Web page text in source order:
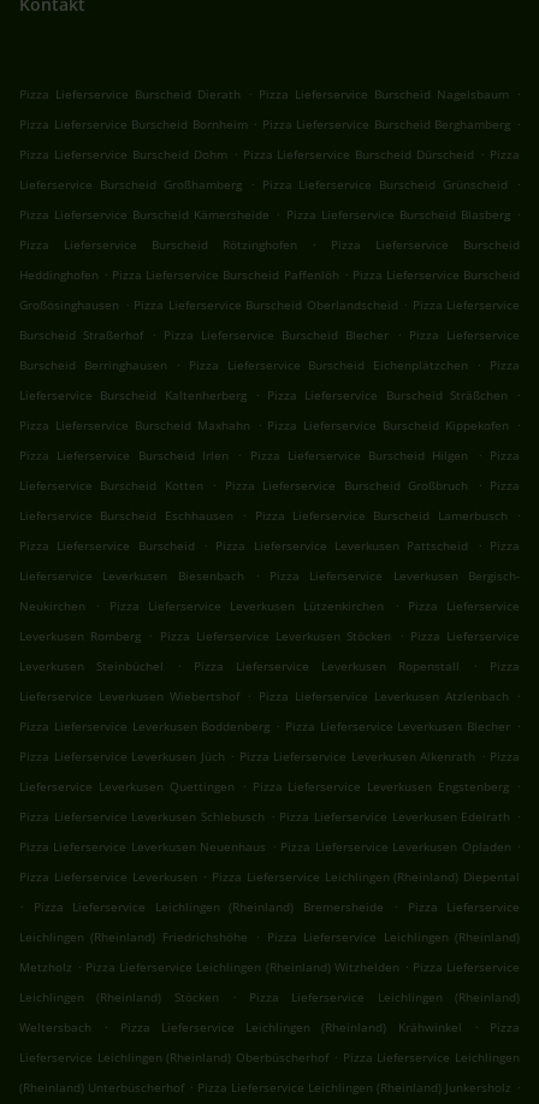
Pizza Lieferservice Burscheid Dierath . Pizza Lieferservice Burscheid Nagelsbaum
.
Pizza Lieferservice Burscheid Bornheim . Pizza Lieferservice Burscheid Berghamberg .
Pizza Lieferservice Burscheid Dohm . Pizza Lieferservice Burscheid Dürscheid . Pizza
Lieferservice Burscheid Großhamberg
. Pizza Lieferservice Burscheid Grünscheid
.
Pizza Lieferservice Burscheid Kämersheide . Pizza Lieferservice Burscheid Blasberg .
Pizza Lieferservice Burscheid Rötzinghofen
.
Pizza Lieferservice Burscheid
Heddinghofen . Pizza Lieferservice Burscheid Paffenlöh . Pizza Lieferservice Burscheid
Großösinghausen . Pizza Lieferservice Burscheid Oberlandscheid . Pizza Lieferservice
Burscheid Straßerhof
. Pizza Lieferservice Burscheid Blecher . Pizza Lieferservice
Burscheid Berringhausen
. Pizza Lieferservice Burscheid Eichenplätzchen .
Pizza
Lieferservice Burscheid Kaltenherberg
. Pizza Lieferservice Burscheid Sträßchen
.
Pizza Lieferservice Burscheid Maxhahn
. Pizza Lieferservice Burscheid Kippekofen
.
Pizza Lieferservice Burscheid Irlen
. Pizza Lieferservice Burscheid Hilgen . Pizza
Lieferservice Burscheid Kotten
. Pizza Lieferservice Burscheid Großbruch . Pizza
Lieferservice Burscheid Eschhausen
. Pizza Lieferservice Burscheid Lamerbusch
.
Pizza Lieferservice Burscheid
. Pizza Lieferservice Leverkusen Pattscheid . Pizza
Lieferservice Leverkusen Biesenbach
.
Pizza Lieferservice Leverkusen Bergisch-
Neukirchen
. Pizza Lieferservice Leverkusen Lützenkirchen .
Pizza Lieferservice
Leverkusen Romberg . Pizza Lieferservice Leverkusen Stöcken . Pizza Lieferservice
Leverkusen Steinbüchel
. Pizza Lieferservice Leverkusen Ropenstall .
Pizza
Lieferservice Leverkusen Wiebertshof . Pizza Lieferservice Leverkusen Atzlenbach
.
Pizza Lieferservice Leverkusen Boddenberg . Pizza Lieferservice Leverkusen Blecher .
Pizza Lieferservice Leverkusen Jüch . Pizza Lieferservice Leverkusen Alkenrath . Pizza
Lieferservice Leverkusen Quettingen
. Pizza Lieferservice Leverkusen Engstenberg .
Pizza Lieferservice Leverkusen Schlebusch . Pizza Lieferservice Leverkusen Edelrath .
Pizza Lieferservice Leverkusen Neuenhaus . Pizza Lieferservice Leverkusen Opladen .
Pizza Lieferservice Leverkusen . Pizza Lieferservice Leichlingen (Rheinland) Diepental
.
Pizza Lieferservice Leichlingen (Rheinland) Bremersheide .
Pizza Lieferservice
Leichlingen (Rheinland) Friedrichshöhe
. Pizza Lieferservice Leichlingen (Rheinland)
Metzholz . Pizza Lieferservice Leichlingen (Rheinland) Witzhelden . Pizza Lieferservice
Leichlingen (Rheinland) Stöcken
.
Pizza Lieferservice Leichlingen (Rheinland)
Weltersbach
. Pizza Lieferservice Leichlingen (Rheinland) Krähwinkel .
Pizza
Lieferservice Leichlingen (Rheinland) Oberbüscherhof . Pizza Lieferservice Leichlingen
(Rheinland) Unterbüscherhof . Pizza Lieferservice Leichlingen (Rheinland) Junkersholz .